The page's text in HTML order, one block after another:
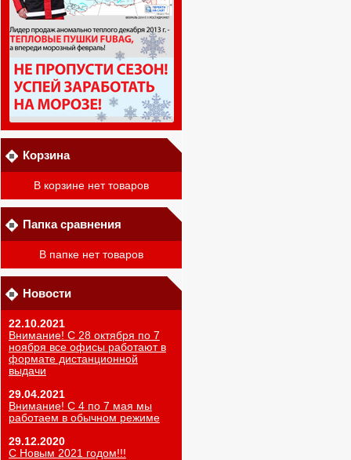
Корзина
В корзине нет товаров
Папка сравнения
В папке нет товаров
Новости
22.10.2021
Внимание! С 28 октября по 7
ноября все офисы работают в
формате дистанционной
выдачи
29.04.2021
Внимание! С 4 по 7 мая мы
работаем в обычном режиме
29.12.2020
С Новым 2021 годом!!!